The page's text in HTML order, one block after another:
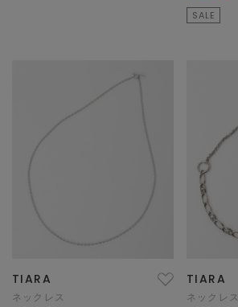
SALE
TIARA
ネックレス
TIARA
ネックレス